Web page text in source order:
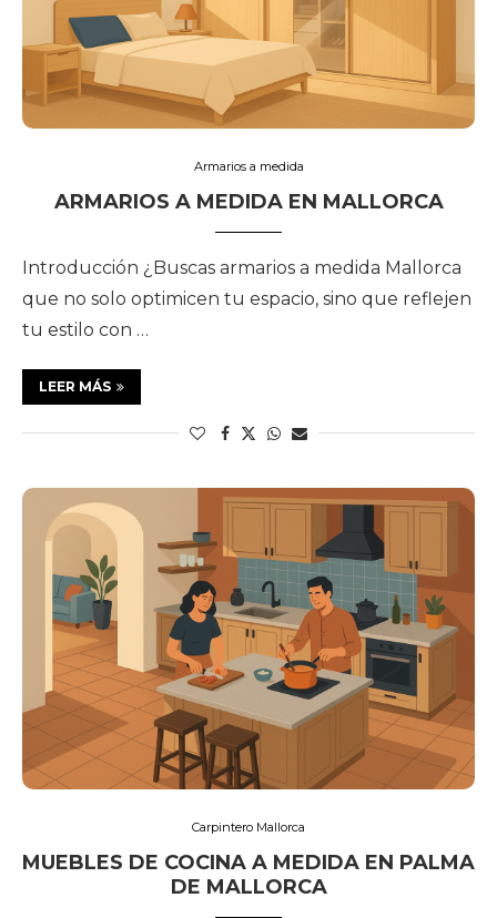
Armarios a medida
ARMARIOS A MEDIDA EN MALLORCA
Introducción ¿Buscas armarios a medida Mallorca
que no solo optimicen tu espacio, sino que reflejen
tu estilo con …
LEER MÁS
Carpintero Mallorca
MUEBLES DE COCINA A MEDIDA EN PALMA
DE MALLORCA